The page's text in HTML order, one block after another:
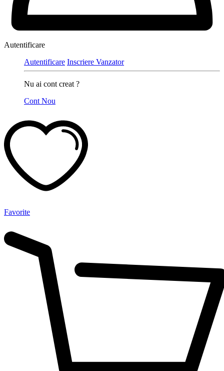
Autentificare
Autentificare Inscriere Vanzator
Nu ai cont creat ?
Cont Nou
Favorite